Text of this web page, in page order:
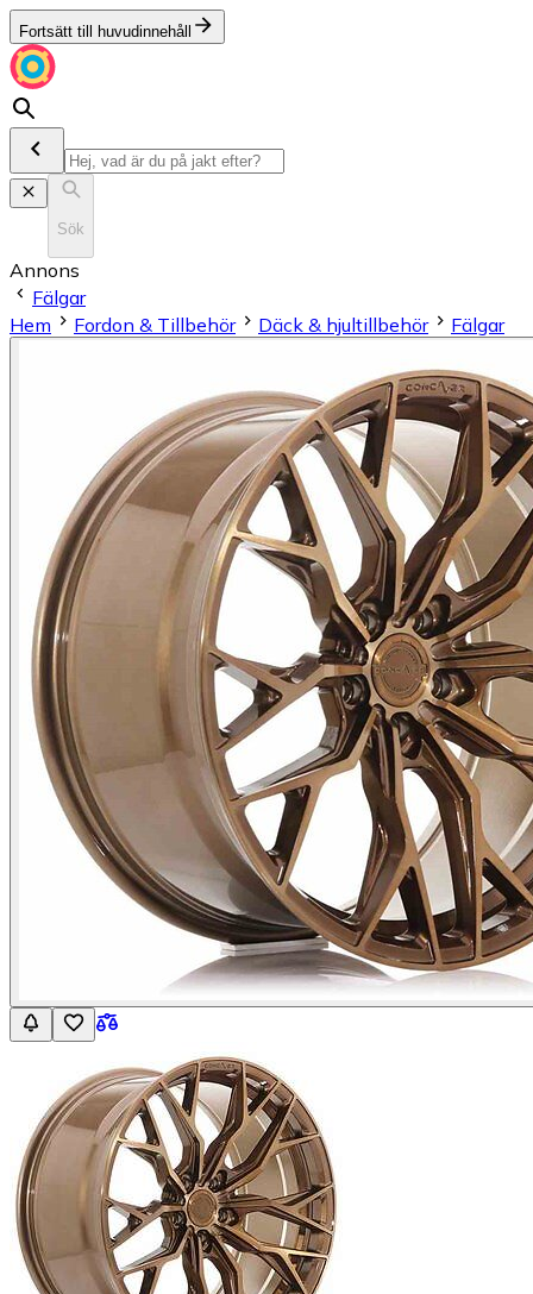
Fortsätt till huvudinnehåll
Sök
Annons
Fälgar
Hem
Fordon & Tillbehör Däck & hjultillbehör Fälgar